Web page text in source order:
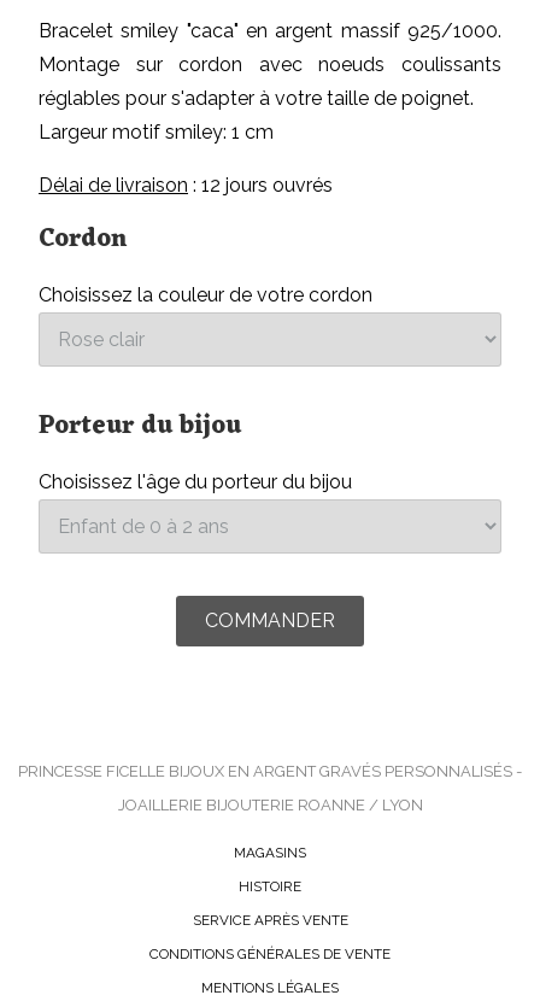
Bracelet smiley "caca" en argent massif 925/1000.
Montage sur cordon avec noeuds coulissants
réglables pour s'adapter à votre taille de poignet.
Largeur motif smiley: 1 cm
Délai de livraison : 12 jours ouvrés
Cordon
Choisissez la couleur de votre cordon
Porteur du bijou
Choisissez l'âge du porteur du bijou
PRINCESSE FICELLE BIJOUX EN ARGENT GRAVÉS PERSONNALISÉS -
JOAILLERIE BIJOUTERIE ROANNE / LYON
MAGASINS
HISTOIRE
SERVICE APRÈS VENTE
CONDITIONS GÉNÉRALES DE VENTE
MENTIONS LÉGALES